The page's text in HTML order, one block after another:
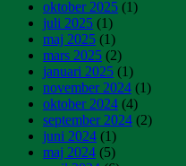
oktober 2025 (1)
juli 2025 (1)
maj 2025 (1)
mars 2025 (2)
januari 2025 (1)
november 2024 (1)
oktober 2024 (4)
september 2024 (2)
juni 2024 (1)
maj 2024 (5)